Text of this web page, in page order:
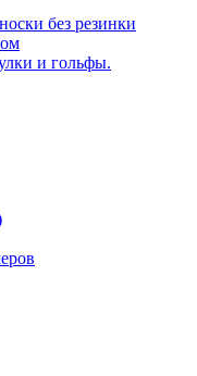
без резинки
и гольфы.